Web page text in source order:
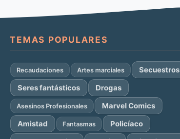
TEMAS POPULARES
Recaudaciones Artes marciales
Secuestros
Seres fantásticos
Drogas
Asesinos Profesionales
Marvel Comics
Amistad
Fantasmas
Policíaco